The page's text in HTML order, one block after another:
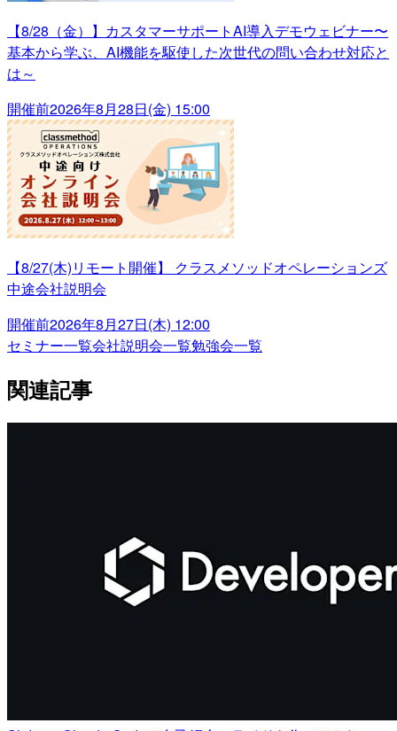
【8/28（金）】カスタマーサポートAI導入デモウェビナー〜
基本から学ぶ、AI機能を駆使した次世代の問い合わせ対応と
は～
開催前2026年8月28日(金) 15:00
【8/27(木)リモート開催】 クラスメソッドオペレーションズ
中途会社説明会
開催前2026年8月27日(木) 12:00
セミナー一覧会社説明会一覧勉強会一覧
関連記事